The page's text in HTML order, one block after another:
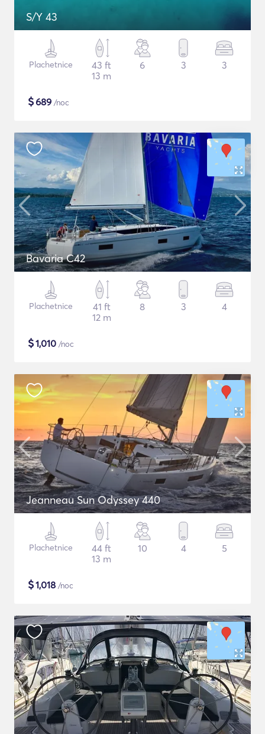
S/Y 43
Plachetnice
43 ft
13 m
6 3 3
$689 /noc
Bavaria C42
Plachetnice
41 ft
12 m
8 3 4
$1,010 /noc
Jeanneau Sun Odyssey 440
Plachetnice
44 ft
13 m
10 4 5
$1,018 /noc